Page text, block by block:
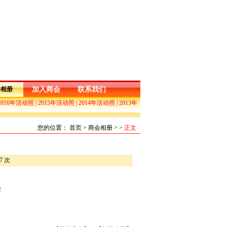
册 加入商会 联系我们
年活动照|2015年活动照|2014年活动照|2013年
您的位置： 首页 > 商会相册 > > 正文
次